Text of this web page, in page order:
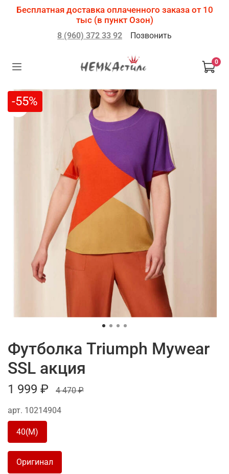
Бесплатная доставка оплаченного заказа от 10
тыс (в пункт Озон)
8 (960) 372 33 92 Позвонить
0
-55%
арт. 10214904
Футболка Triumph Mywear
SSL акция
1 999 ₽ 4 470 ₽
40(M)
Оригинал